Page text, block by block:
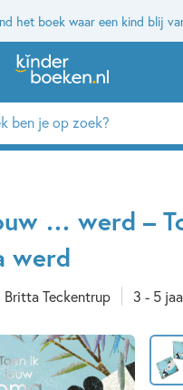
het boek waar een kind blij
… werd –
werd
Britta Teckentrup 3 - 5